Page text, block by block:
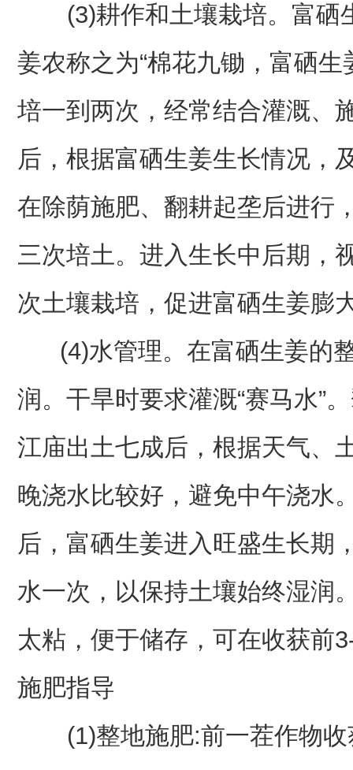
(3)耕作和土壤栽培。富硒
姜农称之为“棉花九锄，富硒
培一到两次，经常结合灌溉、
后，根据富硒生姜生长情况，
在除荫施肥、翻耕起垄后进行
三次培土。进入生长中后期，
次土壤栽培，促进富硒生姜膨
(4)水管理。在富硒生姜的
润。干旱时要求灌溉“赛马水”
江庙出土七成后，根据天气、
晚浇水比较好，避免中午浇水
后，富硒生姜进入旺盛生长期
水一次，以保持土壤始终湿润
太粘，便于储存，可在收获前
施肥指导
(1)整地施肥:前一茬作物收